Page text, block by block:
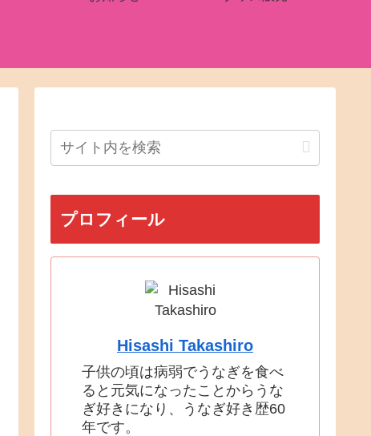
プロフィール
Hisashi Takashiro
子供の頃は病弱でうなぎを食べ
ると元気になったことからうな
ぎ好きになり、うなぎ好き歴60
年です。